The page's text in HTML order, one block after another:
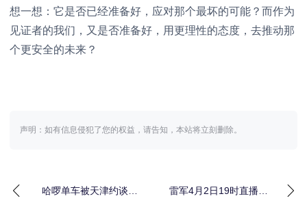
想一想：它是否已经准备好，应对那个最坏的可能？而作为
见证者的我们，又是否准备好，用更理性的态度，去推动那
个更安全的未来？
声明：如有信息侵犯了您的权益，请告知，本站将立刻删除。
哈啰单车被天津约谈限
雷军4月2日19时直播拆